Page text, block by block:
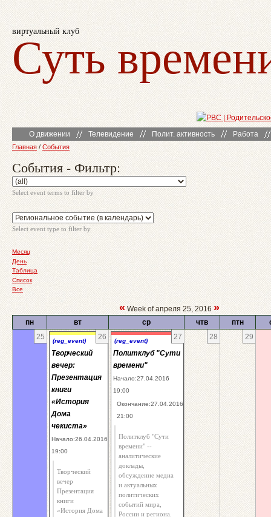
виртуальный клуб
Суть
О движении Телевидение Полит. активность Работа
Главная / События
События - Фильтр:
Select event terms to filter by
Select event type to filter by
Месяц
День
Таблица
Список
Все
«Week of апреля 25, 2016 »
пн вт ср чтв птн
25
26
(reg_event)
Творческий
вечер:
Презентация
книги
«История
Дома
чекиста»
Начало:26.04.2016
19:00
Творческий
вечер
Презентация
книги
«История Дома
27
(reg_event)
Политклуб "Сути
времени"
Начало:27.04.2016
19:00
Окончание:27.04.2016
21:00
Политклуб "Сути
времени" --
аналитические
доклады,
обсуждение медиа
и актуальных
политических
событий мира,
России и региона.
28 29